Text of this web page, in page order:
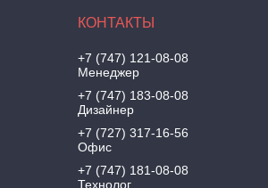
+7 (747) 121-08-08
Менеджер
+7 (747) 183-08-08
Дизайнер
+7 (727) 317-16-56
Офис
+7 (747) 181-08-08
Технолог